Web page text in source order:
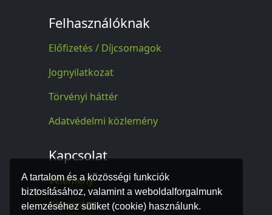
A tartalom és a közösségi funkciók
biztosításához, valamint a weboldalforgalmunk
elemzéséhez sütiket (cookie) használunk.
Felhasználóknak
Előfizetés / Díjcsomagok
Jognyilatkozat
Törvényi háttér
Adatvédelmi közlemény
Kapcsolat
Vélemény
Kapcsolat